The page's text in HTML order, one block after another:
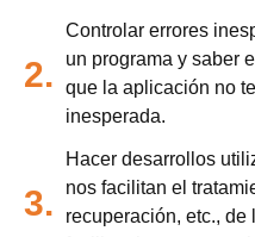
2.
Controlar errores
un programa y saber
que la aplicación no
inesperada.
3.
Hacer desarrollos
nos facilitan el
recuperación, etc.,